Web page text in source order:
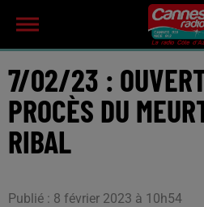
7/02/23 :
PROCÈS DU
RIBAL
Publié : 8 février 2023 à 10h54